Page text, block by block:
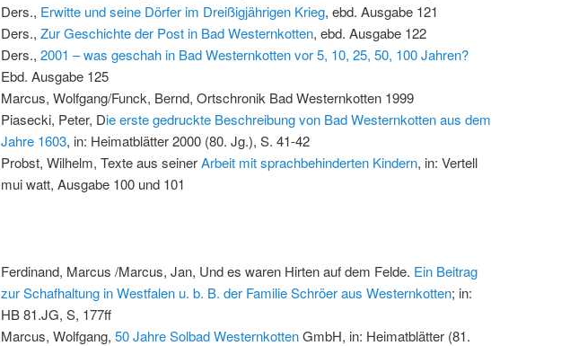
Ders., Erwitte und seine Dörfer im Dreißigjährigen Krieg, ebd. Ausgabe 121
Ders., Zur Geschichte der Post in Bad Westernkotten, ebd. Ausgabe 122
Ders., 2001 – was geschah in Bad Westernkotten vor 5, 10, 25, 50, 100 Jahren?
Ebd. Ausgabe 125
Marcus, Wolfgang/Funck, Bernd, Ortschronik Bad Westernkotten 1999
Piasecki, Peter, Die erste gedruckte Beschreibung von Bad Westernkotten aus dem
Jahre 1603, in: Heimatblätter 2000 (80. Jg.), S. 41-42
Probst, Wilhelm, Texte aus seinerArbeit mit sprachbehinderten Kindern, in: Vertell
mui watt, Ausgabe 100 und 101
Ferdinand, Marcus /Marcus, Jan, Und es waren Hirten auf dem Felde. Ein Beitrag
zur Schafhaltung in Westfalen u. b. B. der Familie Schröer aus Westernkotten; in:
HB 81.JG, S, 177ff
Marcus, Wolfgang, 50 Jahre Solbad WesternkottenGmbH, in: Heimatblätter (81.